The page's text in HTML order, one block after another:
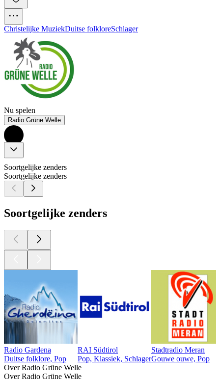
Christelijke MuziekDuitse folkloreSchlager
Nu spelen
Radio Grüne Welle
Soortgelijke zenders
Soortgelijke zenders
Soortgelijke zenders
Radio Gardena
Duitse folklore, Pop
RAI Südtirol
Pop, Klassiek, Schlager
Stadtradio Meran
Gouwe ouwe, Pop
Over Radio Grüne Welle
Over Radio Grüne Welle